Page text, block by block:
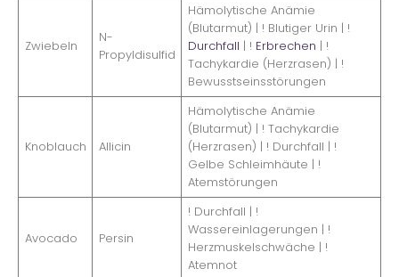
Zwiebeln
N-
Propyldisulfid
Hämolytische Anämie
(Blutarmut) | ! Blutiger Urin | !
Durchfall | ! Erbrechen | !
Tachykardie (Herzrasen) | !
Bewusstseinsstörungen
Knoblauch Allicin
Hämolytische Anämie
(Blutarmut) | ! Tachykardie
(Herzrasen) | ! Durchfall | !
Gelbe Schleimhäute | !
Atemstörungen
Avocado Persin
! Durchfall | !
Wassereinlagerungen | !
Herzmuskelschwäche | !
Atemnot